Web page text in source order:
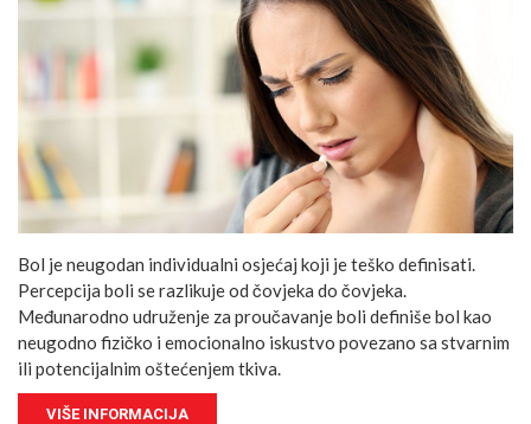
Bol je neugodan individualni osjećaj koji je teško definisati.
Percepcija boli se razlikuje od čovjeka do čovjeka.
Međunarodno udruženje za proučavanje boli definiše bol kao
neugodno fizičko i emocionalno iskustvo povezano sa stvarnim
ili potencijalnim oštećenjem tkiva.
VIŠE INFORMACIJA